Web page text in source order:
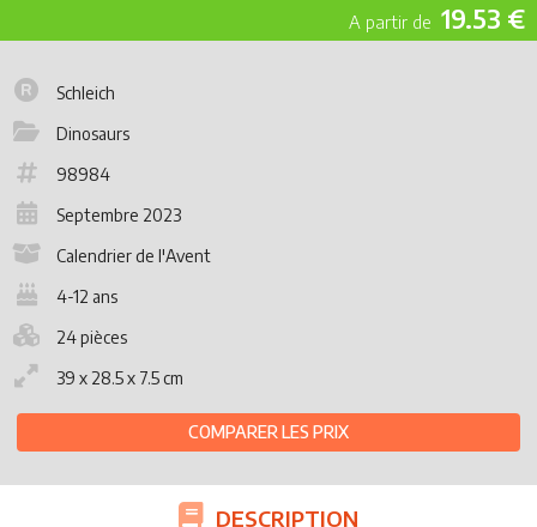
19.53 €
Schleich
Dinosaurs
98984
Septembre 2023
Calendrier de l'Avent
4-12 ans
24 pièces
39 x 28.5 x 7.5 cm
COMPARER LES PRIX
DESCRIPTION